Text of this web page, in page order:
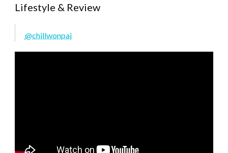
Lifestyle & Review
@chillwonpai